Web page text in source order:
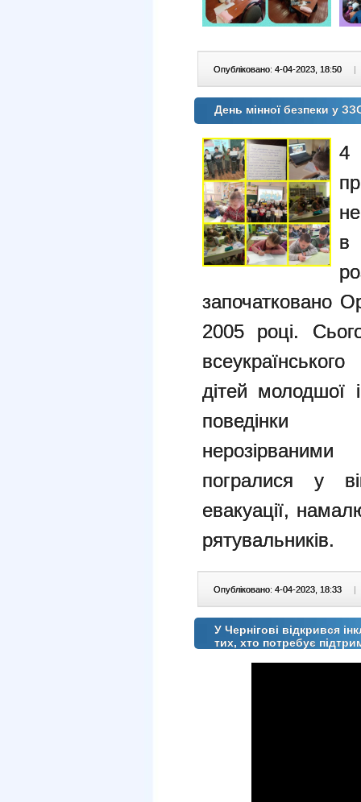
Опубліковано: 4-04-2023, 18:50 |
День мінної безпеки у
4
започатковано
2005 році.
дітей молодшої
погралися у
евакуації,
рятувальників.
Опубліковано: 4-04-2023, 18:33 |
У Чернігові відкрився
тих, хто потребує